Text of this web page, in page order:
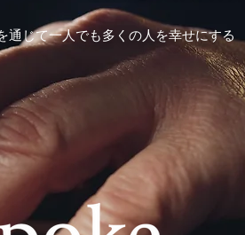
通じて一人でも多くの人を幸せにする